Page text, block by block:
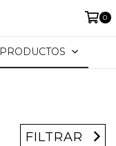
0
PRODUCTOS
FILTRAR